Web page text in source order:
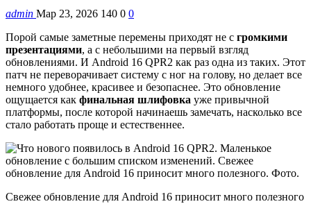
admin Мар 23, 2026 140 0 0
Порой самые заметные перемены приходят не с громкими
презентациями, а с небольшими на первый взгляд
обновлениями. И Android 16 QPR2 как раз одна из таких. Этот
патч не переворачивает систему с ног на голову, но делает все
немного удобнее, красивее и безопаснее. Это обновление
ощущается как финальная шлифовка уже привычной
платформы, после которой начинаешь замечать, насколько все
стало работать проще и естественнее.
Свежее обновление для Android 16 приносит много полезного